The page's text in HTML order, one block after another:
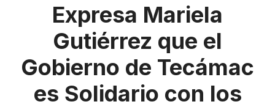
Expresa Mariela
Gutiérrez que el
Gobierno de Tecámac
es Solidario con los